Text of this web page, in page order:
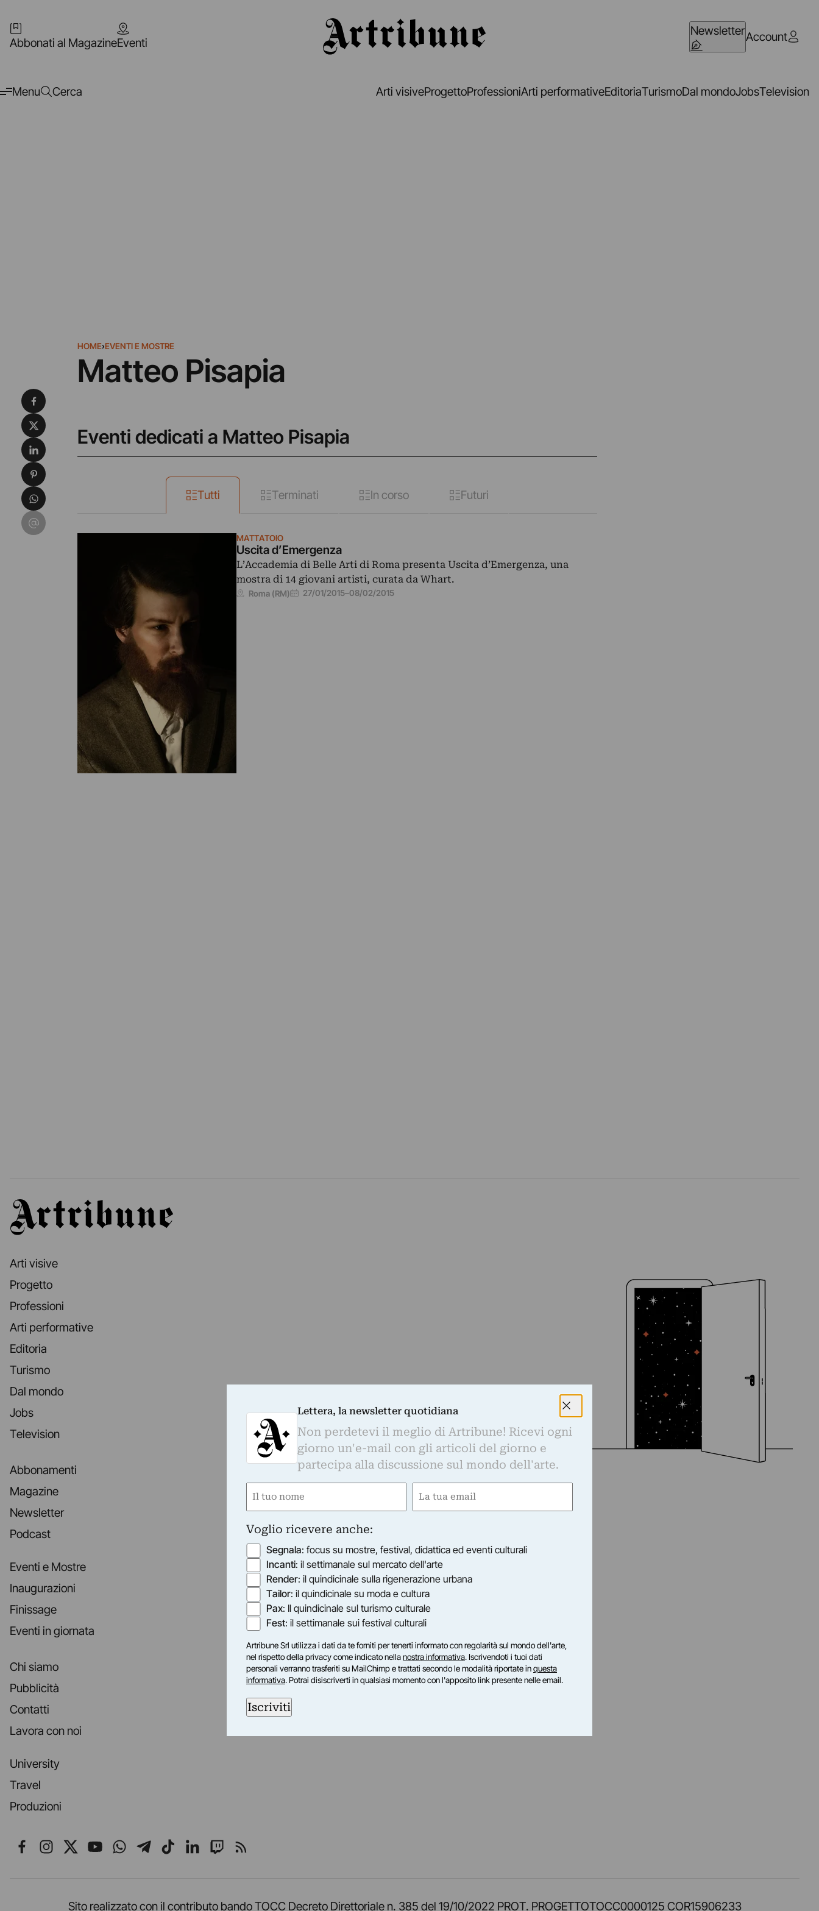
Abbonati al MagazineEventi
NewsletterAccount
Menu Cerca Arti visiveProgettoProfessioniArti performativeEditoriaTurismoDal mondoJobsTelevision
HOME›EVENTI E MOSTRE
Matteo Pisapia
Eventi dedicati a Matteo Pisapia
Tutti Terminati In corso Futuri
MATTATOIO
Uscita d’Emergenza
L’Accademia di Belle Arti di Roma presenta Uscita d’Emergenza, una
mostra di 14 giovani artisti, curata da Whart.
Roma (RM) 27/01/2015–08/02/2015
Condividi su Facebook
Condividi su X
Condividi su LinkedIn
Condividi su Pinterest
Condividi su WhatsApp
Condividi su Email
Artribune
Arti visive
Progetto
Professioni
Arti performative
Editoria
Turismo
Dal mondo
Jobs
Television
Abbonamenti
Magazine
Newsletter
Podcast
Eventi e Mostre
Inaugurazioni
Finissage
Eventi in giornata
Chi siamo
Pubblicità
Contatti
Lavora con noi
University
Travel
Produzioni
Seguici su Facebook
Seguici su Instagram
Seguici su X
Seguici su YouTube
Seguici su WhatsApp
Seguici su Telegram
Seguici su TikTok
Seguici su LinkedIn
Seguici su Twitch
Seguici su Rss
Sito realizzato con il contributo bando TOCC Decreto Direttoriale n. 385 del 19/10/2022 PROT. PROGETTOTOCC0000125 COR15906233
Lettera, la newsletter quotidiana
Non perdetevi il meglio di Artribune! Ricevi ogni
giorno un'e-mail con gli articoli del giorno e
partecipa alla discussione sul mondo dell'arte.
Nome
Email
Voglio ricevere anche:
Segnala: focus su mostre, festival, didattica ed eventi culturali
Incanti: il settimanale sul mercato dell'arte
Render: il quindicinale sulla rigenerazione urbana
Tailor: il quindicinale su moda e cultura
Pax: Il quindicinale sul turismo culturale
Fest: il settimanale sui festival culturali
Artribune Srl utilizza i dati da te forniti per tenerti informato con regolarità sul mondo dell'arte,
nel rispetto della privacy come indicato nellanostra informativa. Iscrivendoti i tuoi dati
personali verranno trasferiti su MailChimp e trattati secondo le modalità riportate inquesta
informativa. Potrai disiscriverti in qualsiasi momento con l'apposito link presente nelle email.
Iscriviti